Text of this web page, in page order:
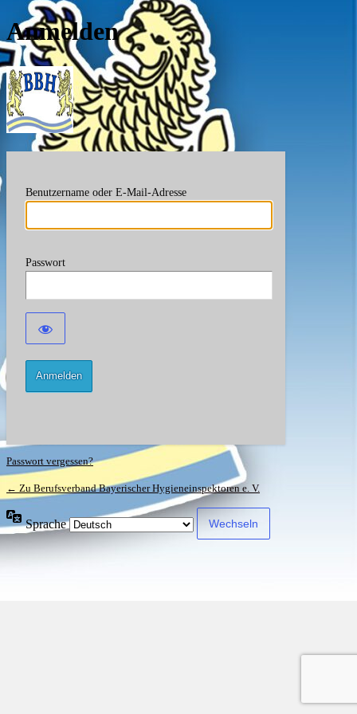
Anmelden
Berufsverband
Benutzername oder E-Mail-Adresse
Passwort
Passwort vergessen?
← Zu Berufsverband Bayerischer Hygieneinspektoren e. V.
Sprache